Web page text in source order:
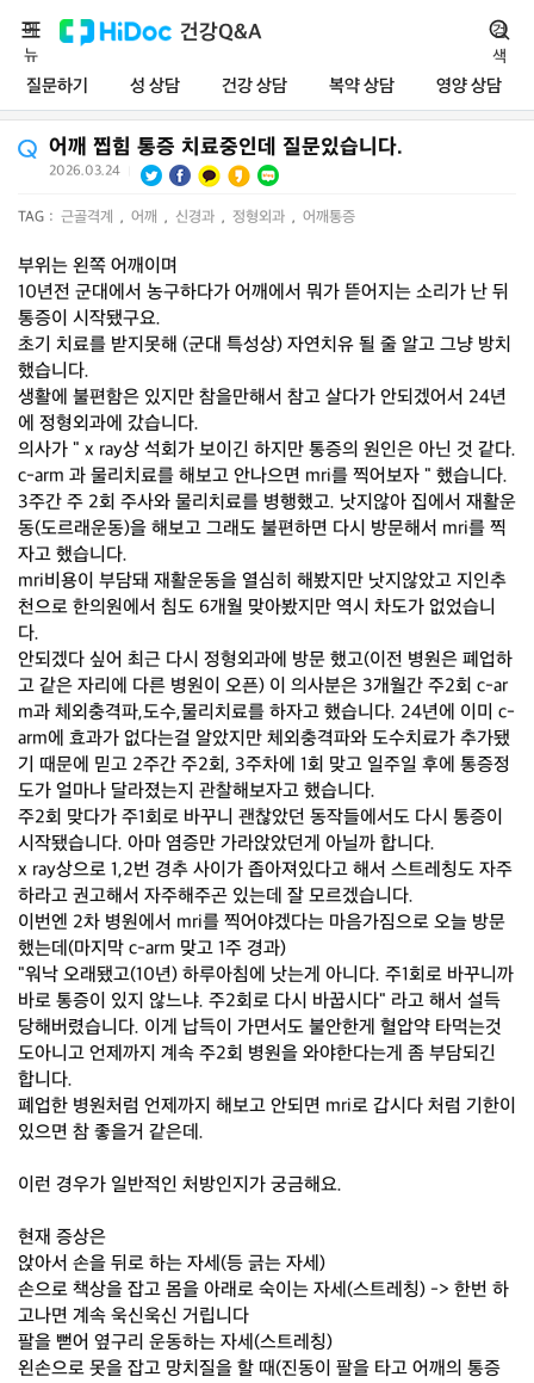
건강Q&A
질문하기 성 상담 건강 상담 복약 상담 영양 상담
메
뉴
검
색
어깨 찝힘 통증 치료중인데 질문있습니다.
2026.03.24
TAG : 근골격계 , 어깨 , 신경과 , 정형외과 , 어깨통증
부위는 왼쪽 어깨이며
10년전 군대에서 농구하다가 어깨에서 뭐가 뜯어지는 소리가 난 뒤
통증이 시작됐구요.
초기 치료를 받지못해 (군대 특성상) 자연치유 될 줄 알고 그냥 방치
했습니다.
생활에 불편함은 있지만 참을만해서 참고 살다가 안되겠어서 24년
에 정형외과에 갔습니다.
의사가 " x ray상 석회가 보이긴 하지만 통증의 원인은 아닌 것 같다.
c-arm 과 물리치료를 해보고 안나으면 mri를 찍어보자 " 했습니다.
3주간 주 2회 주사와 물리치료를 병행했고. 낫지않아 집에서 재활운
동(도르래운동)을 해보고 그래도 불편하면 다시 방문해서 mri를 찍
자고 했습니다.
mri비용이 부담돼 재활운동을 열심히 해봤지만 낫지않았고 지인추
천으로 한의원에서 침도 6개월 맞아봤지만 역시 차도가 없었습니
다.
안되겠다 싶어 최근 다시 정형외과에 방문 했고(이전 병원은 폐업하
고 같은 자리에 다른 병원이 오픈) 이 의사분은 3개월간 주2회 c-ar
m과 체외충격파,도수,물리치료를 하자고 했습니다. 24년에 이미 c-
arm에 효과가 없다는걸 알았지만 체외충격파와 도수치료가 추가됐
기 때문에 믿고 2주간 주2회, 3주차에 1회 맞고 일주일 후에 통증정
도가 얼마나 달라졌는지 관찰해보자고 했습니다.
주2회 맞다가 주1회로 바꾸니 괜찮았던 동작들에서도 다시 통증이
시작됐습니다. 아마 염증만 가라앉았던게 아닐까 합니다.
x ray상으로 1,2번 경추 사이가 좁아져있다고 해서 스트레칭도 자주
하라고 권고해서 자주해주곤 있는데 잘 모르겠습니다.
이번엔 2차 병원에서 mri를 찍어야겠다는 마음가짐으로 오늘 방문
했는데(마지막 c-arm 맞고 1주 경과)
"워낙 오래됐고(10년) 하루아침에 낫는게 아니다. 주1회로 바꾸니까
바로 통증이 있지 않느냐. 주2회로 다시 바꿉시다" 라고 해서 설득
당해버렸습니다. 이게 납득이 가면서도 불안한게 혈압약 타먹는것
도아니고 언제까지 계속 주2회 병원을 와야한다는게 좀 부담되긴
합니다.
폐업한 병원처럼 언제까지 해보고 안되면 mri로 갑시다 처럼 기한이
있으면 참 좋을거 같은데.
이런 경우가 일반적인 처방인지가 궁금해요.
현재 증상은
앉아서 손을 뒤로 하는 자세(등 긁는 자세)
손으로 책상을 잡고 몸을 아래로 숙이는 자세(스트레칭) -> 한번 하
고나면 계속 욱신욱신 거립니다
팔을 뻗어 옆구리 운동하는 자세(스트레칭)
왼손으로 못을 잡고 망치질을 할 때(진동이 팔을 타고 어깨의 통증